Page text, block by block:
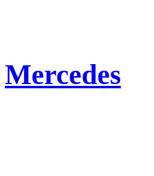
Mercedes